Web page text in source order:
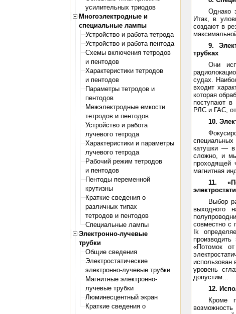
усилительных триодов
Многоэлектродные и
специальные лампы
Устройство и работа тетрода
Устройство и работа пентода
Схемы включения тетродов
и пентодов
Характеристики тетродов
и пентодов
Параметры тетродов и
пентодов
Межэлектродные емкости
тетродов и пентодов
Устройство и работа
лучевого тетрода
Характеристики и параметры
лучевого тетрода
Рабочий режим тетродов
и пентодов
Пентоды переменной
крутизны
Краткие сведения о
различных типах
тетродов и пентодов
Специальные лампы
Электронно-лучевые
трубки
Общие сведения
Электростатические
электронно-лучевые трубки
Магнитные электронно-
лучевые трубки
Люминесцентный экран
Краткие сведения о
Однако
Итак, в
создают в
9.
трубках
Они
судах.
входит
которая
поступают в
РЛС и ГАС,
10.
катушки — в
сложно, и
проходящей
магнитная
11.
Выбор
выходного
совместно с
Ik
«Потомок
использован
уровень
допустим...
12.
Кроме